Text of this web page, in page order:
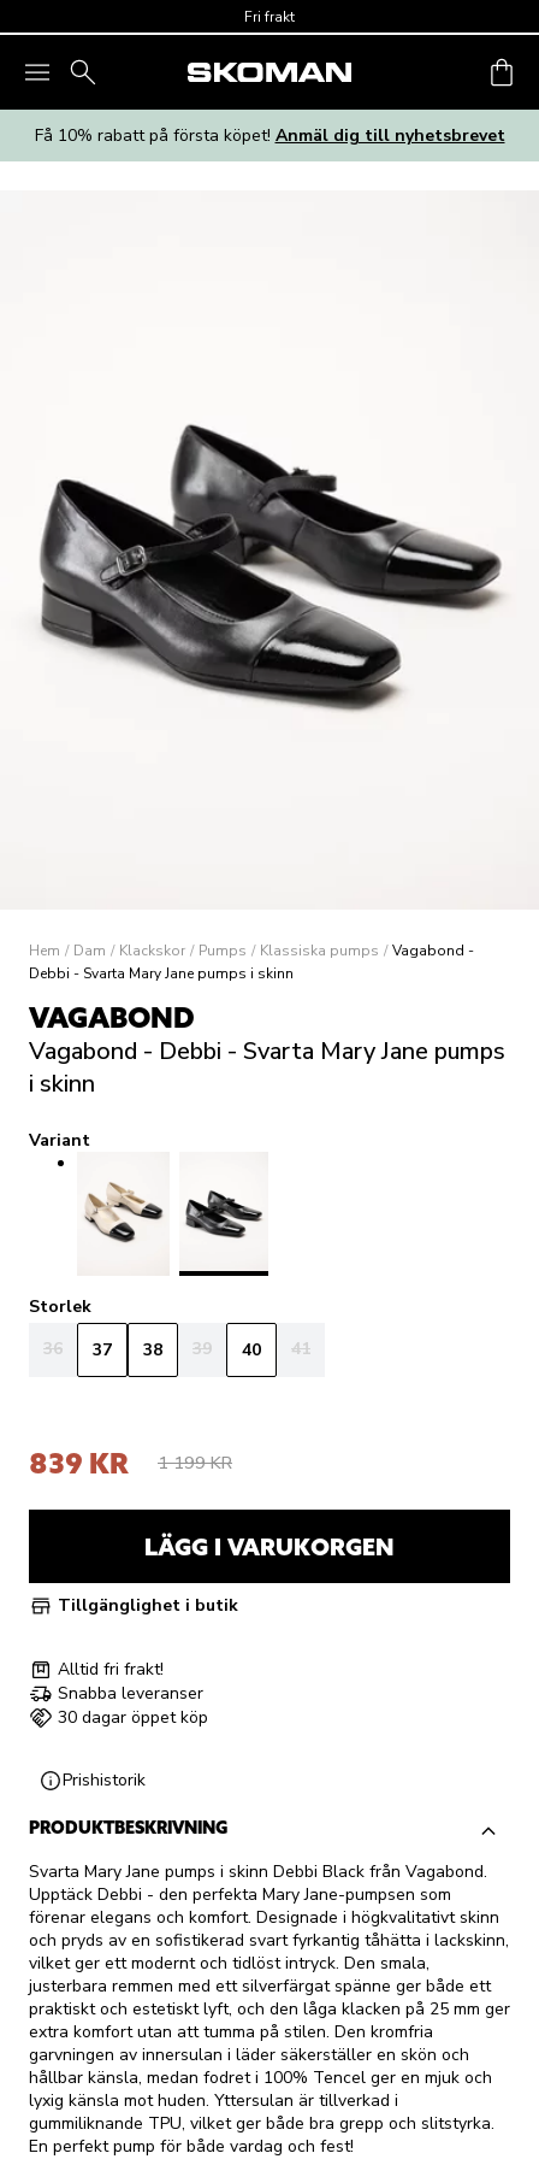
Fri frakt
Få 10% rabatt på första köpet! Anmäl dig till nyhetsbrevet
Hem / Dam / Klackskor / Pumps / Klassiska pumps / Vagabond -
Debbi - Svarta Mary Jane pumps i skinn
VAGABOND
Vagabond - Debbi - Svarta Mary Jane pumps
i skinn
Variant
Storlek
36
37 38 39 40 41
839 KR 1 199 KR
LÄGG I VARUKORGEN
Tillgänglighet i butik
Alltid fri frakt!
Snabba leveranser
30 dagar öppet köp
Prishistorik
PRODUKTBESKRIVNING
Svarta Mary Jane pumps i skinn Debbi Black från Vagabond.
Upptäck Debbi - den perfekta Mary Jane-pumpsen som
förenar elegans och komfort. Designade i högkvalitativt skinn
och pryds av en sofistikerad svart fyrkantig tåhätta i lackskinn,
vilket ger ett modernt och tidlöst intryck. Den smala,
justerbara remmen med ett silverfärgat spänne ger både ett
praktiskt och estetiskt lyft, och den låga klacken på 25 mm ger
extra komfort utan att tumma på stilen. Den kromfria
garvningen av innersulan i läder säkerställer en skön och
hållbar känsla, medan fodret i 100% Tencel ger en mjuk och
lyxig känsla mot huden. Yttersulan är tillverkad i
gummiliknande TPU, vilket ger både bra grepp och slitstyrka.
En perfekt pump för både vardag och fest!